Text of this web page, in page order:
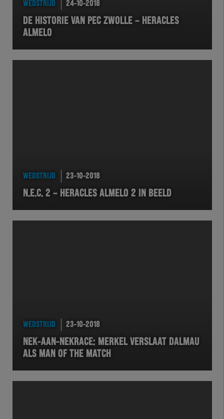
EXCHER
BusinessClub
Foundation
WEDSTRIJD 24-10-2018
DE HISTORIE VAN PEC ZWOLLE – HERACLES
ALMELO
WEDSTRIJD 23-10-2018
N.E.C. 2 – HERACLES ALMELO 2 IN BEELD
WEDSTRIJD 23-10-2018
NEK-AAN-NEKRACE: MERKEL VERSLAAT DALMAU
ALS MAN OF THE MATCH